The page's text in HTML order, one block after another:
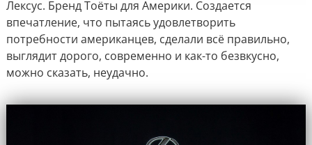
Лексус. Бренд Тоёты для Америки. Создается
впечатление, что пытаясь удовлетворить
потребности американцев, сделали всё правильно,
выглядит дорого, современно и как-то безвкусно,
можно сказать, неудачно.